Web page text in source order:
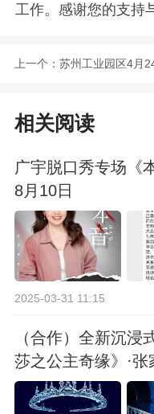
工作。感谢您的支持
上一个： 苏州工业园区4月
相关阅读
广宇脱口秀专场《
8月10日
2025-03-31 11:15
（合作）全新沉
莎之公主奇缘》·张